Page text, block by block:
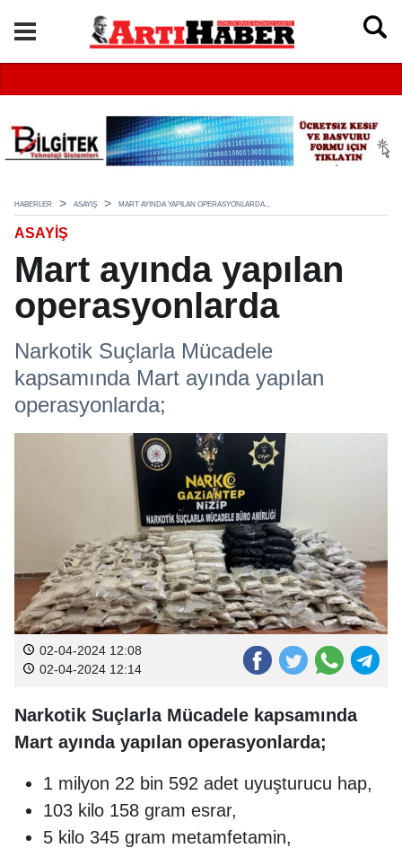
HABERLER ASAYIŞ MART AYINDA YAPILAN OPERASYONLARDA...
ASAYIŞ
Mart ayında yapılan
operasyonlarda
Narkotik Suçlarla Mücadele
kapsamında Mart ayında yapılan
operasyonlarda;
02-04-2024 12:08
02-04-2024 12:14
Narkotik Suçlarla Mücadele kapsamında
Mart ayında yapılan operasyonlarda;
1 milyon 22 bin 592 adet uyuşturucu hap,
103 kilo 158 gram esrar,
5 kilo 345 gram metamfetamin,